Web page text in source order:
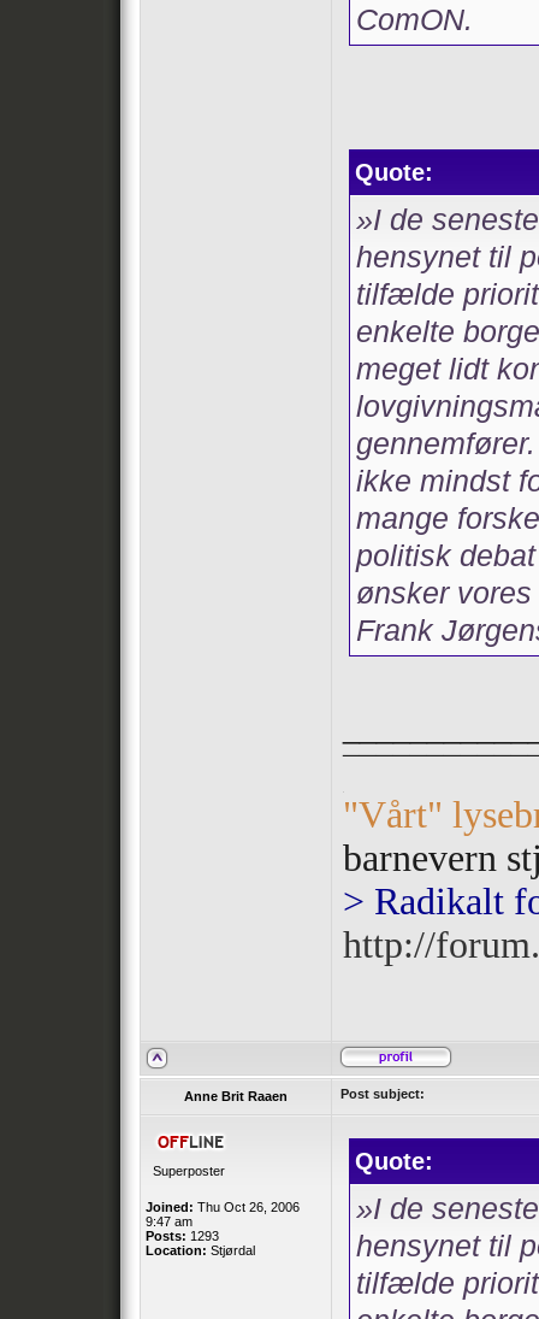
ComON.
Quote:
»I de
hensynet til
tilfælde
enkelte
meget lidt
ikke mindst
mange
politisk
ønsker
Frank
.
"Vårt"
barnevern
> Radikalt
http://
Anne Brit Raaen Post subject:
Superposter
Joined: Thu Oct 26, 2006
9:47 am
Posts: 1293
Location: Stjørdal
Quote:
»I de
hensynet til
tilfælde